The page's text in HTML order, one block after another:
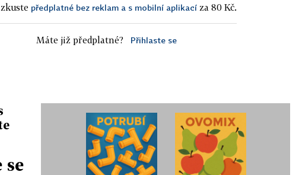
předplatné bez reklam a s mobilní aplikací za 80 Kč.
Máte již předplatné? Přihlaste se
se